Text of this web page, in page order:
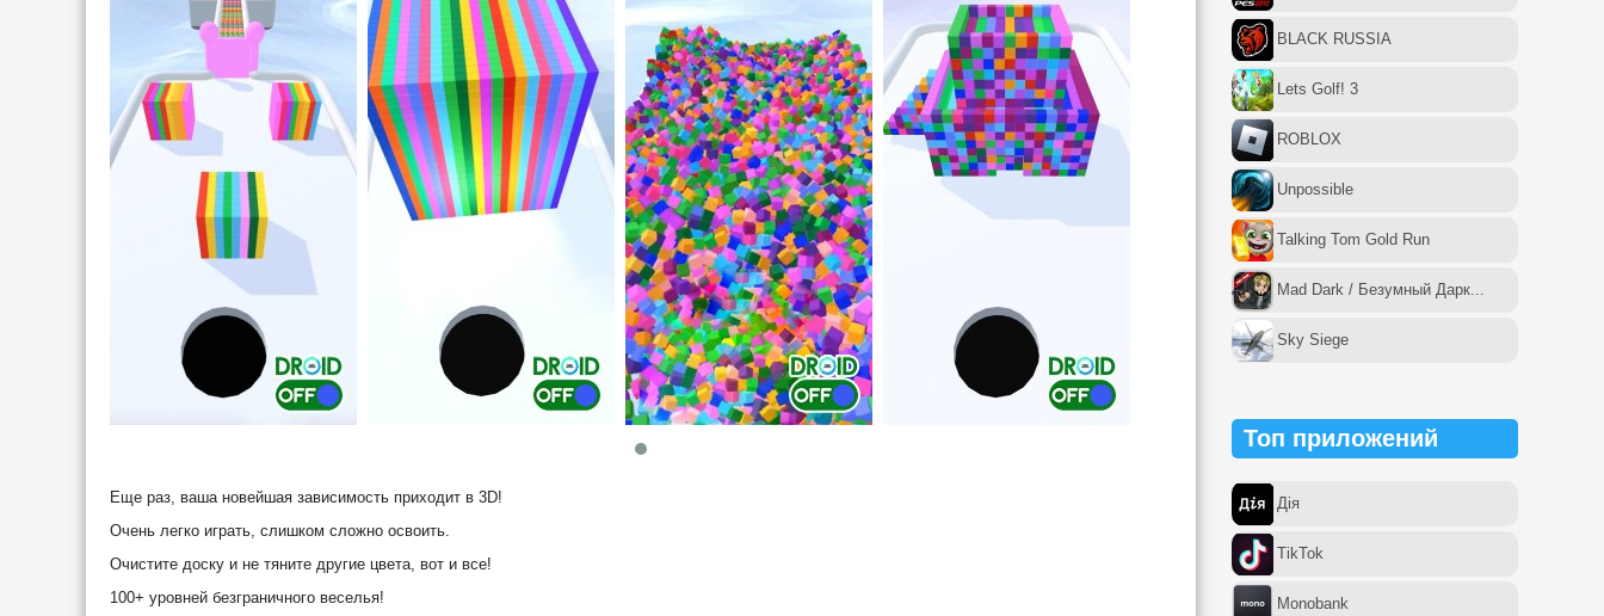
Еще раз, ваша новейшая зависимость приходит в 3D!
Очень легко играть, слишком сложно освоить.
Очистите доску и не тяните другие цвета, вот и все!
100+ уровней безграничного веселья!
BLACK RUSSIA
Lets Golf! 3
ROBLOX
Unpossible
Talking Tom Gold Run
Mad Dark / Безумный Дарк...
Sky Siege
Топ приложений
Дія
TikTok
Monobank